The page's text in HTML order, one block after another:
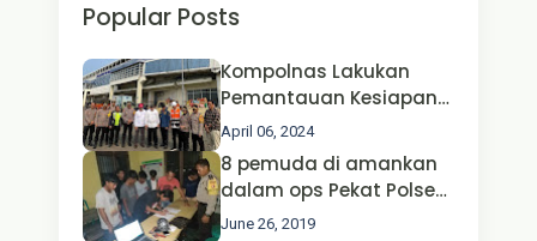
Popular Posts
Kompolnas Lakukan
Pemantauan Kesiapan
Operasi Ketupat 2024 di
Polda Jatim Bersama
Kapolri dan Menteri
Perhubungan
April 06, 2024
8 pemuda di amankan
dalam ops Pekat Polsek
Jongkong
June 26, 2019